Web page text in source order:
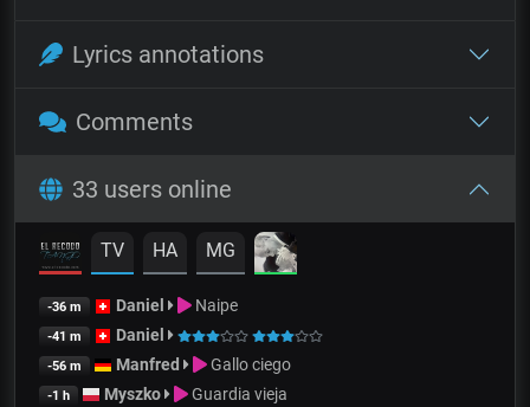
Lyrics annotations
Comments
33 users online
TV HA MG
-36 m Daniel Naipe
-41 m Daniel
-56 m Manfred Gallo ciego
-1 h Myszko Guardia vieja